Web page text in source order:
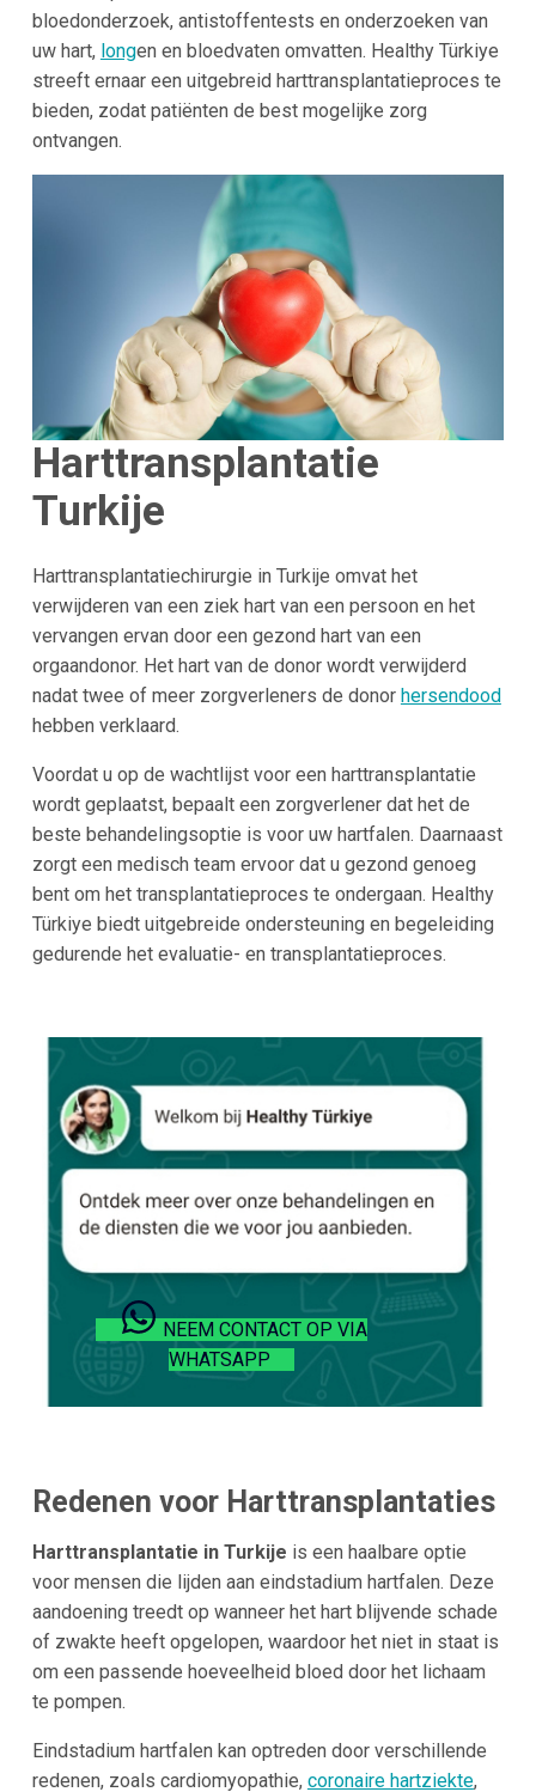
bloedonderzoek, antistoffentests en onderzoeken van
uw hart, longen en bloedvaten omvatten. Healthy Türkiye
streeft ernaar een uitgebreid harttransplantatieproces te
bieden, zodat patiënten de best mogelijke zorg
ontvangen.
Harttransplantatie
Turkije
Harttransplantatiechirurgie in Turkije omvat het
verwijderen van een ziek hart van een persoon en het
vervangen ervan door een gezond hart van een
orgaandonor. Het hart van de donor wordt verwijderd
nadat twee of meer zorgverleners de donor hersendood
hebben verklaard.
Voordat u op de wachtlijst voor een harttransplantatie
wordt geplaatst, bepaalt een zorgverlener dat het de
beste behandelingsoptie is voor uw hartfalen. Daarnaast
zorgt een medisch team ervoor dat u gezond genoeg
bent om het transplantatieproces te ondergaan. Healthy
Türkiye biedt uitgebreide ondersteuning en begeleiding
gedurende het evaluatie- en transplantatieproces.
NEEM CONTACT OP VIA
WHATSAPP
Redenen voor Harttransplantaties
Harttransplantatie in Turkije is een haalbare optie
voor mensen die lijden aan eindstadium hartfalen. Deze
aandoening treedt op wanneer het hart blijvende schade
of zwakte heeft opgelopen, waardoor het niet in staat is
om een ​​passende hoeveelheid bloed door het lichaam
te pompen.
Eindstadium hartfalen kan optreden door verschillende
redenen, zoals cardiomyopathie, coronaire hartziekte,